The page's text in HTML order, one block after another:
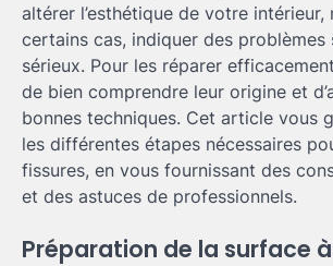
altérer l’esthétique de votre intérieur,
certains cas, indiquer des problèmes
sérieux. Pour les réparer
de bien comprendre leur origine et
bonnes techniques. Cet article vous
les différentes étapes nécessaires
fissures, en vous fournissant des
et des astuces de professionnels.
Préparation de la surface